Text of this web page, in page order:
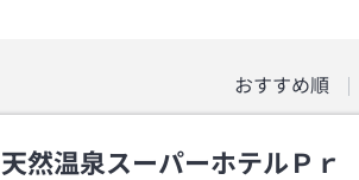
おすすめ順
天然温泉スーパーホテルＰｒ